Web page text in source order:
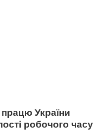
України
робочого часу